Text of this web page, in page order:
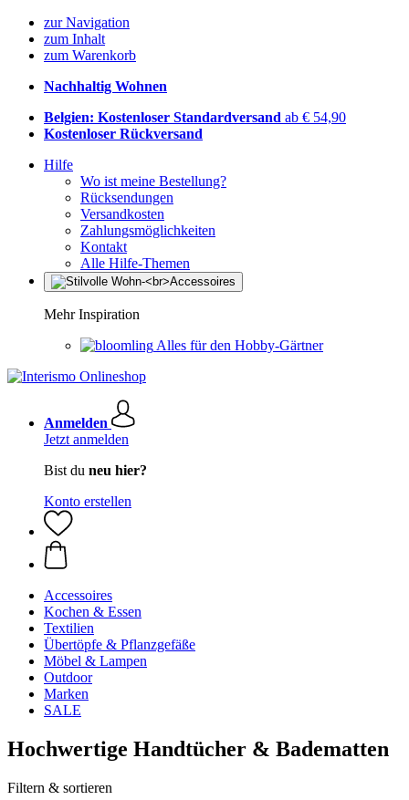
zur Navigation
zum Inhalt
zum Warenkorb
Nachhaltig Wohnen
Belgien: Kostenloser Standardversand ab € 54,90
Kostenloser Rückversand
Hilfe
Wo ist meine Bestellung?
Rücksendungen
Versandkosten
Zahlungsmöglichkeiten
Kontakt
Alle Hilfe-Themen
Mehr Inspiration
Alles für den Hobby-Gärtner
Anmelden
Jetzt anmelden
Bist du neu hier?
Konto erstellen
Accessoires
Kochen & Essen
Textilien
Übertöpfe & Pflanzgefäße
Möbel & Lampen
Outdoor
Marken
SALE
Hochwertige Handtücher & Badematten
Filtern & sortieren